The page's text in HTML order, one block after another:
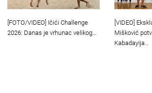
[FOTO/VIDEO] Ičići Challenge
2026: Danas je vrhunac velikog…
[VIDEO]
Mišković
Kabadayija…